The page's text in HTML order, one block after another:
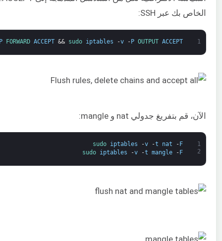
الخاص بك عبر SSH:
1
FORWARD ACCEPT && sudo iptables -v -P OUTPUT ACCEPT
الآن، قم بتفريغ جدولي nat و mangle:
1
2
sudo iptables -v -t nat - F
sudo iptables -v -t mangle - F